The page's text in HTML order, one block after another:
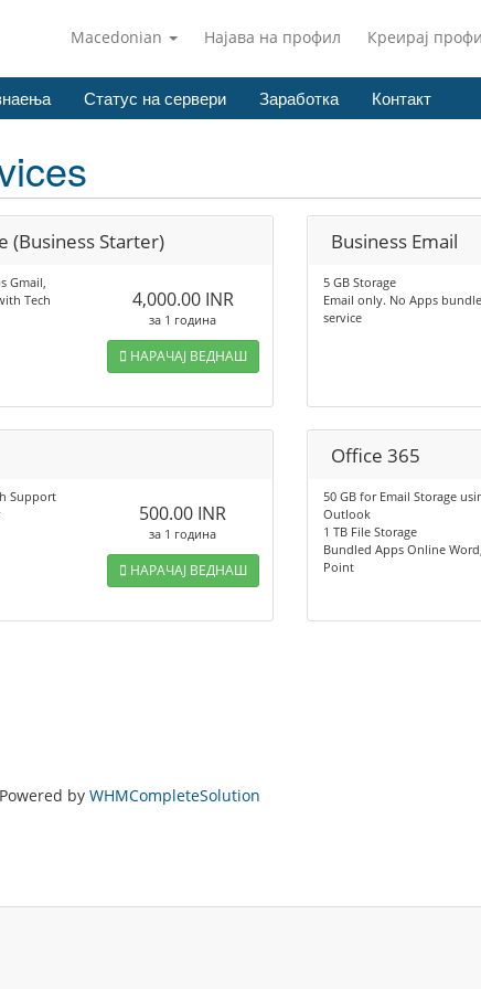
Macedonian Најава на профил Креирај
Статус на сервери Заработка Контакт
(Business Starter)
Gmail,
Tech
4,000.00 INR
за 1 година
НАРАЧАЈ ВЕДНАШ
Business Email
5 GB Storage
Email only. No Apps
service
Support
500.00 INR
за 1 година
НАРАЧАЈ ВЕДНАШ
Office 365
50 GB for Email Storage
Outlook
1 TB File Storage
Bundled Apps Online
Point
Powered by WHMCompleteSolution